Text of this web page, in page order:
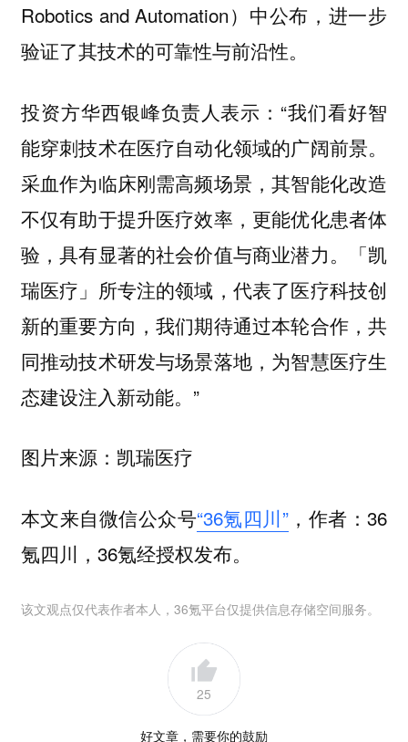
Robotics and Automation）中公布，进一步
验证了其技术的可靠性与前沿性。
投资方华西银峰负责人表示：“我们看好智
能穿刺技术在医疗自动化领域的广阔前景。
采血作为临床刚需高频场景，其智能化改造
不仅有助于提升医疗效率，更能优化患者体
验，具有显著的社会价值与商业潜力。「凯
瑞医疗」所专注的领域，代表了医疗科技创
新的重要方向，我们期待通过本轮合作，共
同推动技术研发与场景落地，为智慧医疗生
态建设注入新动能。”
图片来源：凯瑞医疗
本文来自微信公众号“36氪四川”，作者：36
氪四川，36氪经授权发布。
该文观点仅代表作者本人，36氪平台仅提供信息存储空间服务。
25
好文章，需要你的鼓励